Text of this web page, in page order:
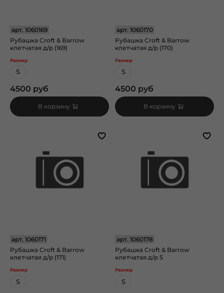
арт. 1060169
Рубашка Croft & Barrow
клетчатая д/р (169)
Размер
S
4500 руб
В корзину
арт.1060170
Рубашка Croft & Barrow
клетчатая д/р (170)
Размер
S
4500 руб
В корзину
арт. 1060171
Рубашка Croft & Barrow
клетчатая д/р (171)
Размер
S
арт.1060178
Рубашка Croft & Barrow
клетчатая д/р 5
Размер
S